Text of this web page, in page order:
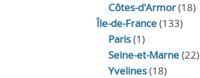
Côtes-d'Armor(18)
Île-de-France(133)
Paris(1)
Seine-et-Marne(22)
Yvelines(18)